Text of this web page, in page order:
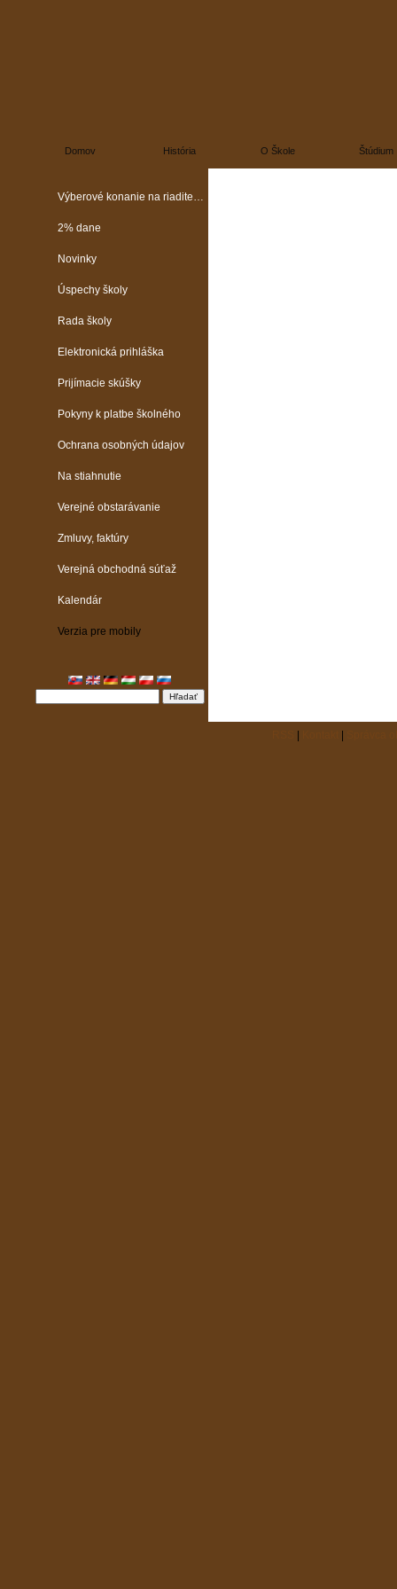
Domov História O Škole Štúdium
Výberové konanie na riaditeľa školy
2% dane
Novinky
Úspechy školy
Rada školy
Elektronická prihláška
Prijímacie skúšky
Pokyny k platbe školného
Ochrana osobných údajov
Na stiahnutie
Verejné obstarávanie
Zmluvy, faktúry
Verejná obchodná súťaž
Kalendár
Verzia pre mobily